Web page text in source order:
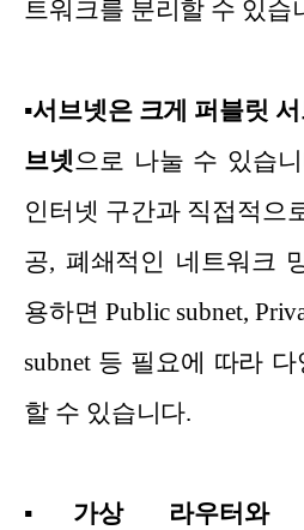
트워크를 분리할 수 있습
▪서브넷은 크게 퍼블릿
브넷으로 나눌 수 있습
인터넷 구간과 직접적으
공, 폐쇄적인 네트워크
용하면 Public subnet,
subnet 등 필요에 따라
할 수 있습니다.
▪ 가상 라우터와